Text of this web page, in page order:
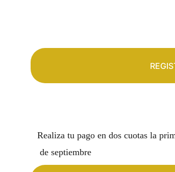
Realiza tu pago en dos cuotas la
de septiembre